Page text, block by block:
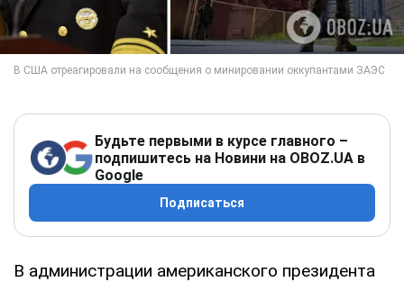
Будьте первыми в курсе главного –
подпишитесь на Новини на OBOZ.UA в
Google
Подписаться
В администрации американского президента